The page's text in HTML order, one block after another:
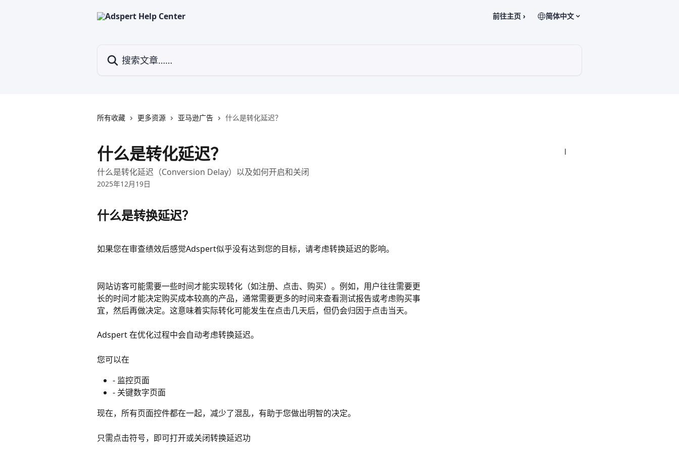
前往主页 › 简体中文
所有收藏 更多资源 亚马逊广告 什么是转化延迟？
什么是转化延迟？
什么是转化延迟（Conversion Delay）以及如何开启和关闭
2025年12月19日
什么是转换延迟？
如果您在审查绩效后感觉Adspert似乎没有达到您的目标，请考虑转换延迟的影响。
网站访客可能需要一些时间才能实现转化（如注册、点击、购买）。例如，用户往往需要更
长的时间才能决定购买成本较高的产品，通常需要更多的时间来查看测试报告或考虑购买事
宜，然后再做决定。这意味着实际转化可能发生在点击几天后，但仍会归因于点击当天。
Adspert 在优化过程中会自动考虑转换延迟。
您可以在
- 监控页面
- 关键数字页面
现在，所有页面控件都在一起，减少了混乱，有助于您做出明智的决定。
只需点击符号，即可打开或关闭转换延迟功